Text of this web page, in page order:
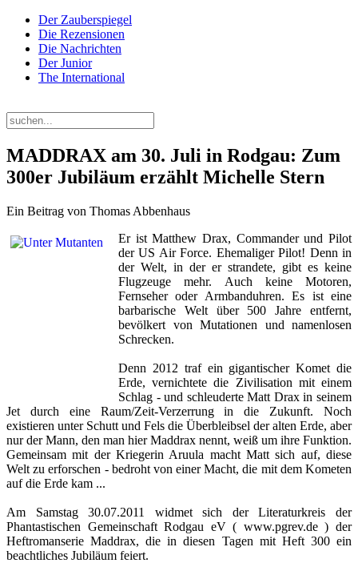
Der Zauberspiegel
Die Rezensionen
Die Nachrichten
Der Junior
The International
MADDRAX am 30. Juli in Rodgau: Zum
300er Jubiläum erzählt Michelle Stern
Ein Beitrag von Thomas Abbenhaus
Er ist Matthew Drax, Commander und Pilot
der US Air Force. Ehemaliger Pilot! Denn in
der Welt, in der er strandete, gibt es keine
Flugzeuge mehr. Auch keine Motoren,
Fernseher oder Armbanduhren. Es ist eine
barbarische Welt über 500 Jahre entfernt,
bevölkert von Mutationen und namenlosen
Schrecken.
Denn 2012 traf ein gigantischer Komet die
Erde, vernichtete die Zivilisation mit einem
Schlag - und schleuderte Matt Drax in seinem
Jet durch eine Raum/Zeit-Verzerrung in die Zukunft. Noch
existieren unter Schutt und Fels die Überbleibsel der alten Erde, aber
nur der Mann, den man hier Maddrax nennt, weiß um ihre Funktion.
Gemeinsam mit der Kriegerin Aruula macht Matt sich auf, diese
Welt zu erforschen - bedroht von einer Macht, die mit dem Kometen
auf die Erde kam ...
Am Samstag 30.07.2011 widmet sich der Literaturkreis der
Phantastischen Gemeinschaft Rodgau eV ( www.pgrev.de ) der
Heftromanserie Maddrax, die in diesen Tagen mit Heft 300 ein
beachtliches Jubiläum feiert.